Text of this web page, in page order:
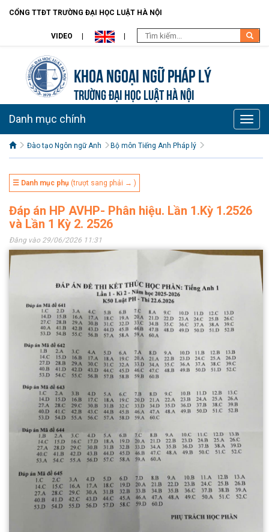
CỔNG TTĐT TRƯỜNG ĐẠI HỌC LUẬT HÀ NỘI
VIDEO
Khoa Ngoại ngữ pháp lý
TRƯỜNG ĐẠI HỌC LUẬT HÀ NỘI
Toggle
Danh mục chính
Đào tạo Ngôn ngữ Anh Bộ môn Tiếng Anh Pháp lý
☰ Danh mục phụ (trượt sang phải → )
Đáp án HP AVHP- Phân hiệu. Lần 1.Kỳ 1.2526
và Lần 1 Kỳ 2. 2526
Đăng vào 29/06/2026 11:31